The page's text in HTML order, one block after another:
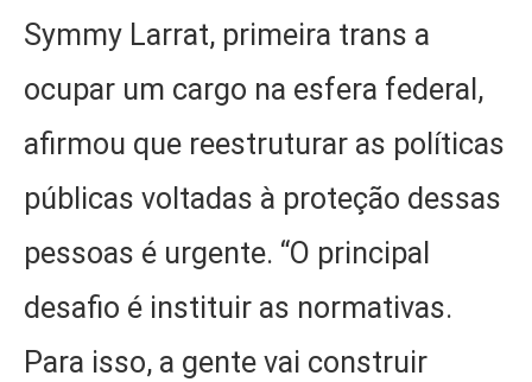
Symmy Larrat, primeira trans a
ocupar um cargo na esfera federal,
afirmou que reestruturar as políticas
públicas voltadas à proteção dessas
pessoas é urgente. “O principal
desafio é instituir as normativas.
Para isso, a gente vai construir